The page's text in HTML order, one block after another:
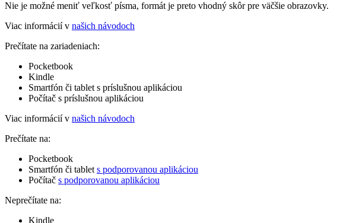
Nie je možné meniť veľkosť písma, formát je preto vhodný skôr pre väčšie obrazovky.
Viac informácií v našich návodoch
Prečítate na zariadeniach:
Pocketbook
Kindle
Smartfón či tablet s príslušnou aplikáciou
Počítač s príslušnou aplikáciou
Viac informácií v našich návodoch
Prečítate na:
Pocketbook
Smartfón či tablet s podporovanou aplikáciou
Počítač s podporovanou aplikáciou
Neprečítate na:
Kindle